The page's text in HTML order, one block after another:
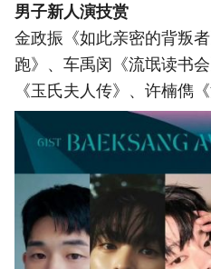
男子新人演技赏
金政振《如此亲密的背叛
跑》、车禹闵《流氓读书
《玉氏夫人传》、许楠儁